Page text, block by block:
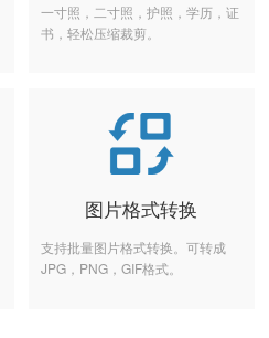
一寸照，二寸照，护照，学历，证
书，轻松压缩裁剪。
图片格式转换
支持批量图片格式转换。可转成
JPG，PNG，GIF格式。